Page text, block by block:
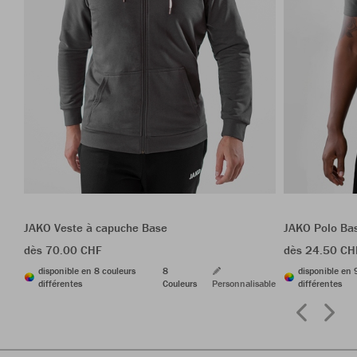
JAKO Veste à capuche Base
dès 70.00 CHF
disponible en 8 couleurs
différentes
8
Couleurs
Personnalisable
JAKO Polo
dès 24.50
disponible en
différentes